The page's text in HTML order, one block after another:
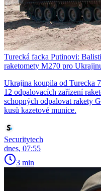
Turecká facka Putinovi:
raketomety M270 pro
Ukrajina koupila od Turecka
12 odpalovacích zařízení
schopných odpalovat rakety
kusů kazetové munice.
Securitytech
dnes, 07:55
3 min